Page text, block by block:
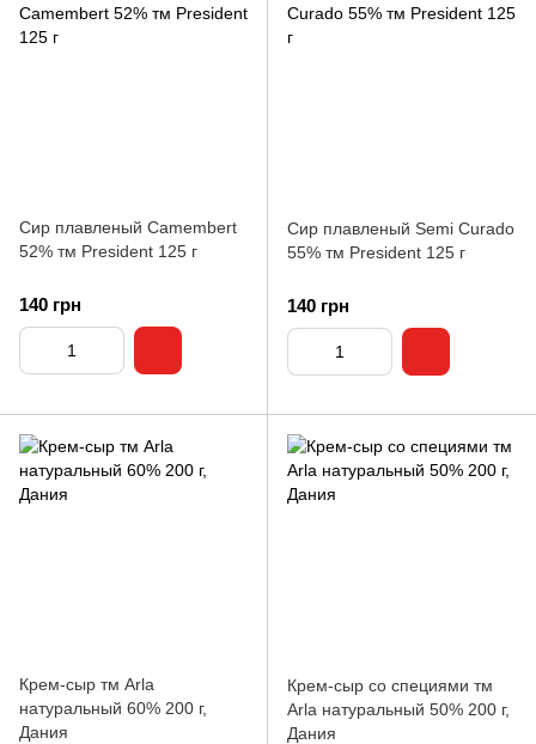
Сир плавленый Camembert
52% тм President 125 г
140 грн
Сир плавленый Semi Curado
55% тм President 125 г
140 грн
Крем-сыр тм Arla
натуральный 60% 200 г,
Дания
Крем-сыр со специями тм
Arla натуральный 50% 200 г,
Дания